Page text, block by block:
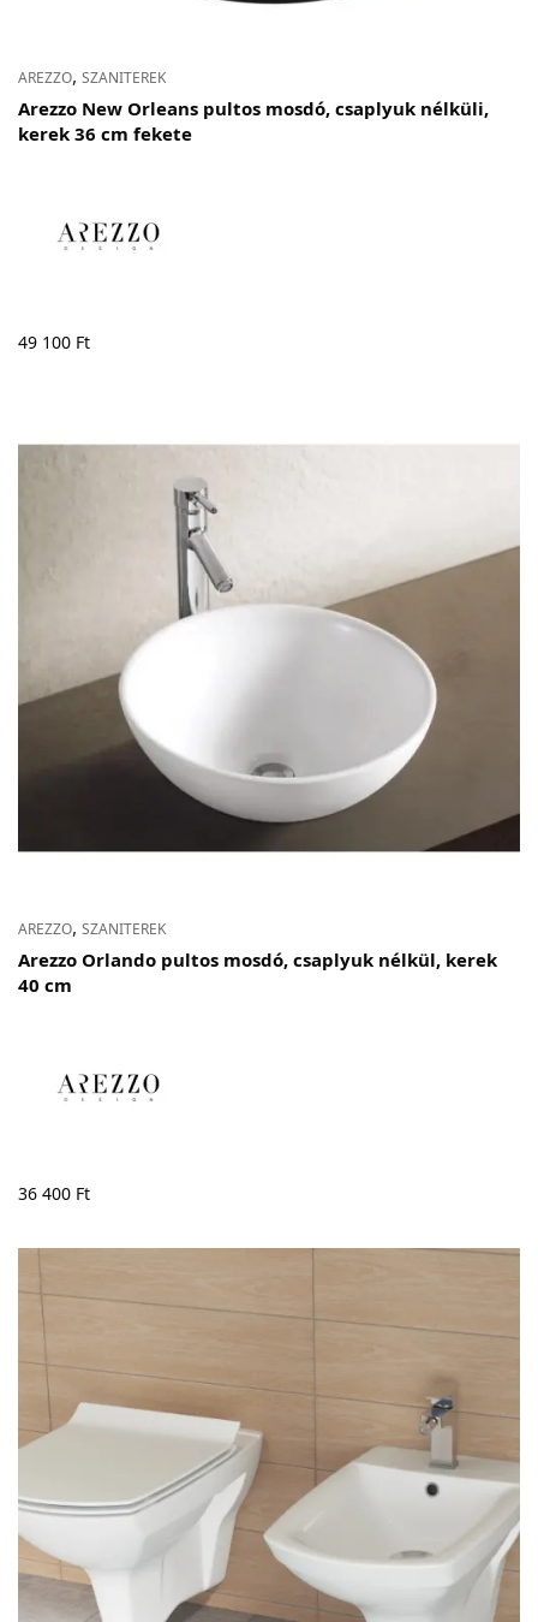
AREZZO, SZANITEREK
Arezzo New Orleans pultos mosdó, csaplyuk nélküli,
kerek 36 cm fekete
49 100 Ft
AREZZO, SZANITEREK
Arezzo Orlando pultos mosdó, csaplyuk nélkül, kerek
40 cm
36 400 Ft